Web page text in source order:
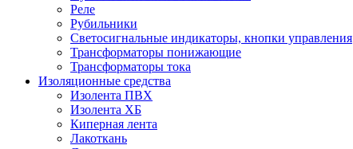
Реле
Рубильники
Светосигнальные индикаторы, кнопки управления
Трансформаторы понижающие
Трансформаторы тока
Изоляционные средства
Изолента ПВХ
Изолента ХБ
Киперная лента
Лакоткань